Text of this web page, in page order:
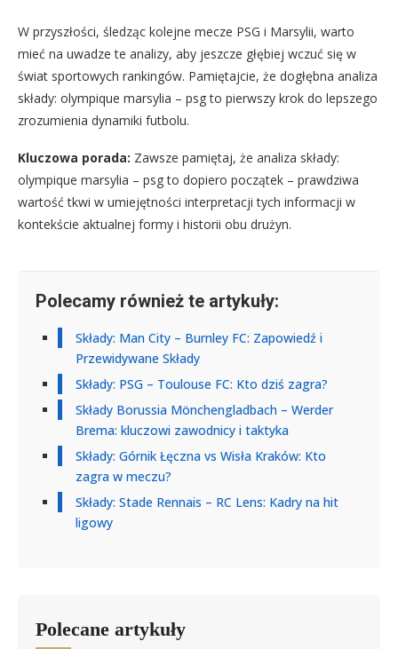
W przyszłości, śledząc kolejne mecze PSG i Marsylii, warto
mieć na uwadze te analizy, aby jeszcze głębiej wczuć się w
świat sportowych rankingów. Pamiętajcie, że dogłębna analiza
składy: olympique marsylia – psg to pierwszy krok do lepszego
zrozumienia dynamiki futbolu.
Kluczowa porada: Zawsze pamiętaj, że analiza składy:
olympique marsylia – psg to dopiero początek – prawdziwa
wartość tkwi w umiejętności interpretacji tych informacji w
kontekście aktualnej formy i historii obu drużyn.
Polecamy również te artykuły:
Składy: Man City – Burnley FC: Zapowiedź i
Przewidywane Składy
Składy: PSG – Toulouse FC: Kto dziś zagra?
Składy Borussia Mönchengladbach – Werder
Brema: kluczowi zawodnicy i taktyka
Składy: Górnik Łęczna vs Wisła Kraków: Kto
zagra w meczu?
Składy: Stade Rennais – RC Lens: Kadry na hit
ligowy
Polecane artykuły